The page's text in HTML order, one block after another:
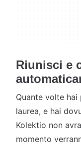
Riunisci e
Quante volte
laurea, e hai
Kolektio non
momento